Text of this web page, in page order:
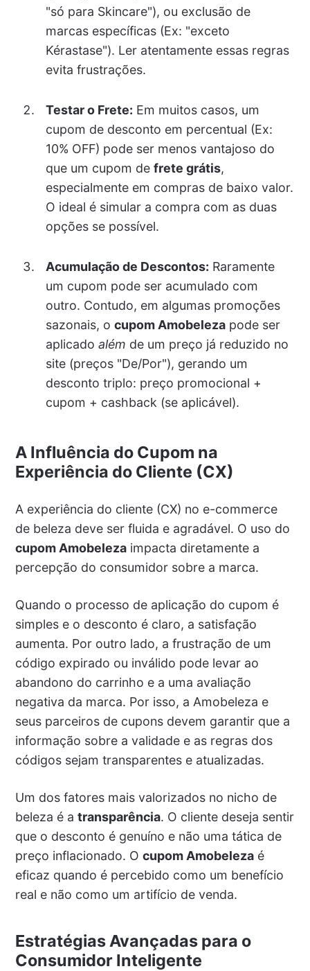
"só para Skincare"), ou exclusão de
marcas específicas (Ex: "exceto
Kérastase"). Ler atentamente essas regras
evita frustrações.
Testar o Frete: Em muitos casos, um
cupom de desconto em percentual (Ex:
10% OFF) pode ser menos vantajoso do
que um cupom de frete grátis,
especialmente em compras de baixo valor.
O ideal é simular a compra com as duas
opções se possível.
Acumulação de Descontos: Raramente
um cupom pode ser acumulado com
outro. Contudo, em algumas promoções
sazonais, o cupom Amobelezapode ser
aplicado além de um preço já reduzido no
site (preços "De/Por"), gerando um
desconto triplo: preço promocional +
cupom + cashback (se aplicável).
A Influência do Cupom na
Experiência do Cliente (CX)
A experiência do cliente (CX) no e-commerce
de beleza deve ser fluida e agradável. O uso do
cupom Amobelezaimpacta diretamente a
percepção do consumidor sobre a marca.
Quando o processo de aplicação do cupom é
simples e o desconto é claro, a satisfação
aumenta. Por outro lado, a frustração de um
código expirado ou inválido pode levar ao
abandono do carrinho e a uma avaliação
negativa da marca. Por isso, a Amobeleza e
seus parceiros de cupons devem garantir que a
informação sobre a validade e as regras dos
códigos sejam transparentes e atualizadas.
Um dos fatores mais valorizados no nicho de
beleza é a transparência. O cliente deseja sentir
que o desconto é genuíno e não uma tática de
preço inflacionado. O cupom Amobelezaé
eficaz quando é percebido como um benefício
real e não como um artifício de venda.
Estratégias Avançadas para o
Consumidor Inteligente